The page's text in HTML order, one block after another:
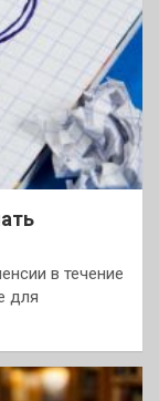
в течение
для